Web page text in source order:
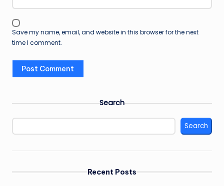
Save my name, email, and website in this browser for the next
time I comment.
Search
Search
Recent Posts